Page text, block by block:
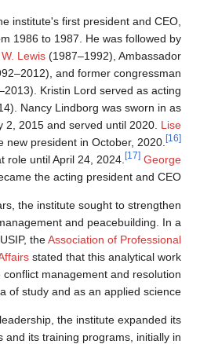
was the institute's first president
position from 1986 to 1987. He was
Samuel W. Lewis(1987–1992),
(1992–2012), and former
(2012–2013). Kristin Lord served
(2013–2014). Nancy Lindborg was
on February 2, 2015 and served until
named the new president in October,
in that role until April 24, 2024.
Moose became the acting president
its early years, the institute sought to
conflict management and
support for USIP, theAssociation of
Affairsstated that this
to build the conflict management and
as an area of study and as an applied
Solomon's leadership, the institute
zones and its training programs,